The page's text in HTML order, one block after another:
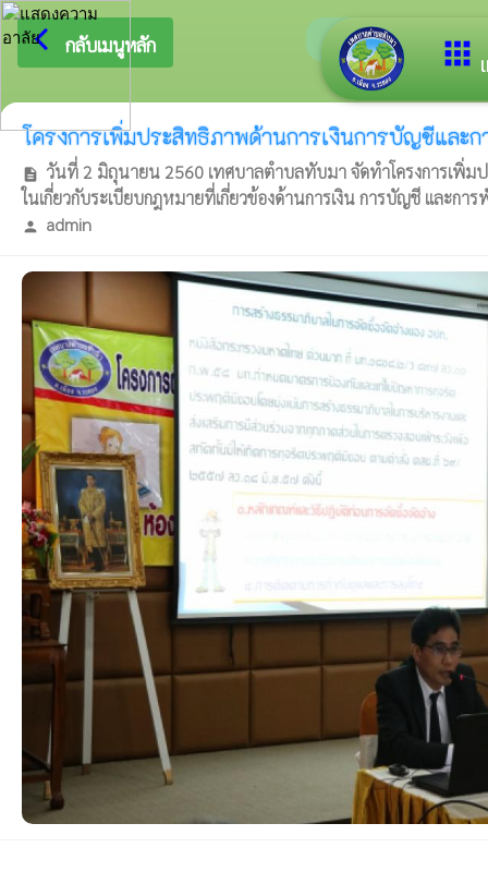
apps
arrow_back_ios กลับเมนูหลัก ยินดีต้อนรับสู่เว็บไ
โครงการเพิ่มประสิทธิภาพด้านการเงินการบัญชีและ
description วันที่ 2 มิถุนายน 2560 เทศบาลตำบลทับมา จัดทำโครงการเพิ่
ในเกี่ยวกับระเบียบกฎหมายที่เกี่ยวข้องด้านการเงิน การบัญชี และก
person admin